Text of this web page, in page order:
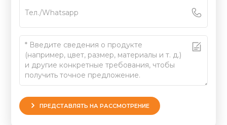
ПРЕДСТАВЛЯТЬ НА РАССМОТРЕНИЕ